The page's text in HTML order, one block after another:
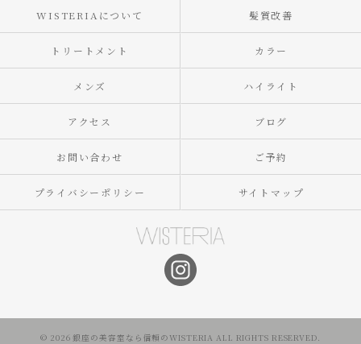
WISTERIAについて 髪質改善
トリートメント カラー
メンズ ハイライト
アクセス ブログ
お問い合わせ ご予約
プライバシーポリシー サイトマップ
© 2026 銀座の美容室なら信頼のWISTERIA ALL RIGHTS RESERVED.